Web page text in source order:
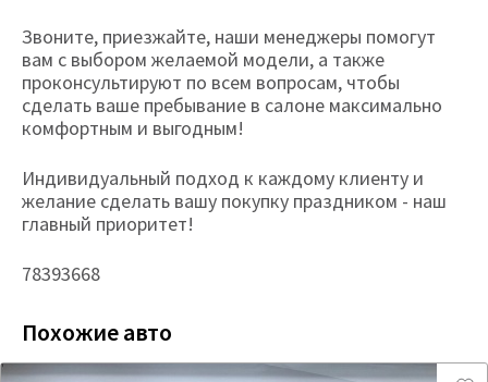
Звоните, приезжайте, наши менеджеры помогут
вам с выбором желаемой модели, а также
проконсультируют по всем вопросам, чтобы
сделать ваше пребывание в салоне максимально
комфортным и выгодным!
Индивидуальный подход к каждому клиенту и
желание сделать вашу покупку праздником - наш
главный приоритет!
78393668
Похожие авто